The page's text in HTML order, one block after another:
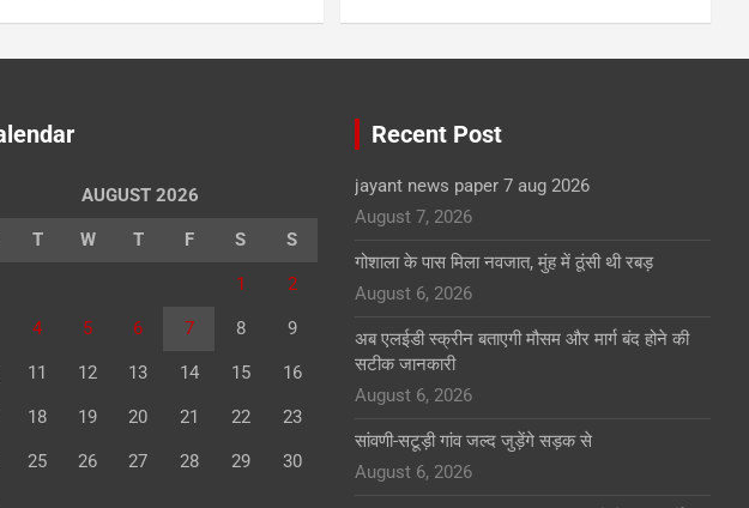
AUGUST 2026
T W T F S S
1 2
4 5 6 7 8 9
11 12 13 14 15 16
18 19 20 21 22 23
25 26 27 28 29 30
Recent Post
jayant news paper 7 aug 2026
August 7, 2026
गोशाला के पास मिला नवजात, मुंह में ठूंसी थी रबड़
August 6, 2026
अब एलईडी स्क्रीन बताएगी मौसम और मार्ग बंद होने की
सटीक जानकारी
August 6, 2026
सांवणी-सटूड़ी गांव जल्द जुड़ेंगे सड़क से
August 6, 2026